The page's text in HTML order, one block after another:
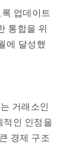
업데이트
통합을 위
에 달성했
거래소인
적인 인정을
경제 구조